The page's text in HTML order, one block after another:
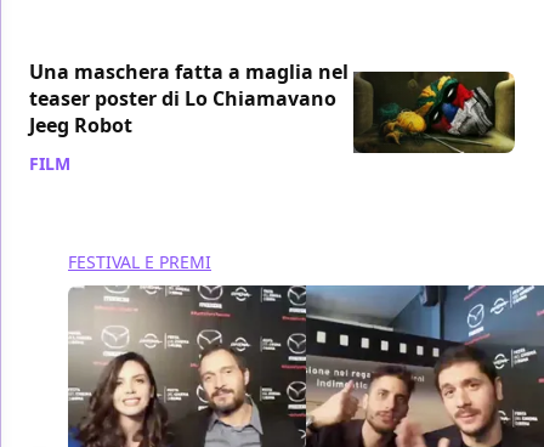
Una maschera fatta a maglia nel
teaser poster di Lo Chiamavano
Jeeg Robot
FILM
FESTIVAL E PREMI